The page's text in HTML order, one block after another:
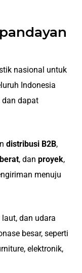
nasional untuk
Indonesia
dan dapat
distribusi B2B,
, dan proyek,
menuju
dan udara
besar, seperti
elektronik,